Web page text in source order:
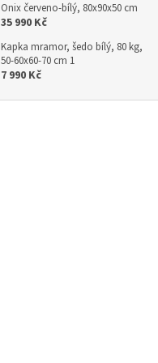
Onix červeno-bílý, 80x90x50 cm
35 990 Kč
Kapka mramor, šedo bílý, 80 kg,
50-60x60-70 cm 1
7 990 Kč